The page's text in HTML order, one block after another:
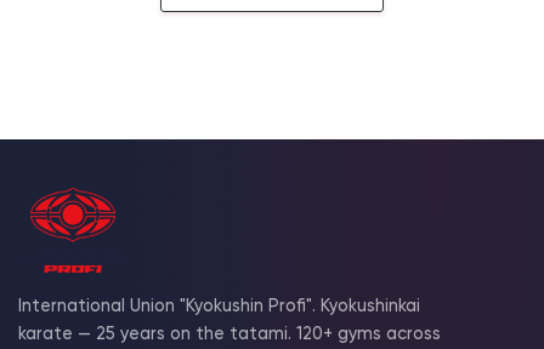
International Union "Kyokushin Profi". Kyokushinkai
karate — 25 years on the tatami. 120+ gyms across